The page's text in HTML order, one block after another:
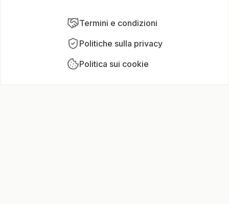
Termini e condizioni
Politiche sulla privacy
Politica sui cookie